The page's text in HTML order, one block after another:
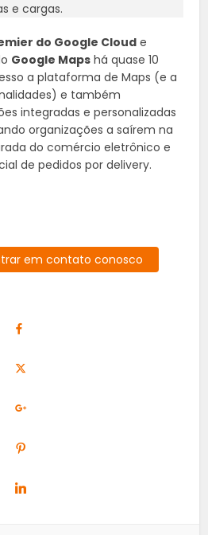
e cargas.
do Google Cloud e
Google Maps há quase 10
a plataforma de Maps (e a
e também
integradas e personalizadas
organizações a saírem na
do comércio eletrônico e
de pedidos por delivery.
em contato conosco